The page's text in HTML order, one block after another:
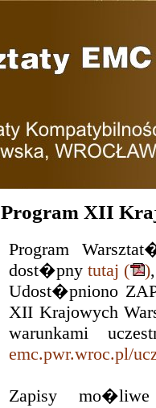
Program XII
Program
dost�pny tutaj ( )
Udost�pniono
XII Krajowych
warunkami
emc.pwr.wroc.pl/
Zapisy